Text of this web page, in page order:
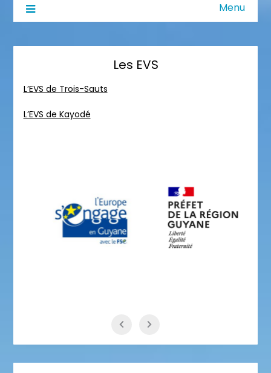
Menu
Les EVS
L’EVS de Trois-Sauts
L’EVS de Kayodé